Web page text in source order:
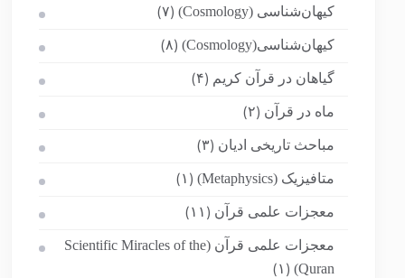
کیهان‌شناسی (Cosmology) (۷)
کیهان‌شناسی(Cosmology) (۸)
گیاهان در قرآن کریم (۴)
ماه در قرآن (۲)
مباحث تاریخی ادیان (۳)
متافیزیک (Metaphysics) (۱)
معجزات علمی قرآن (۱۱)
معجزات علمی قرآن (Scientific Miracles of the
Quran)
(۱)